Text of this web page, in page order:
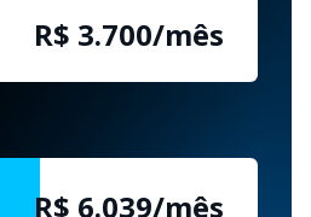
R$ 3.700/mês
R$ 6.039/mês